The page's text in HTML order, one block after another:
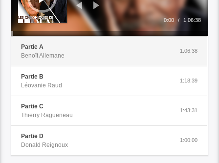
0:00 / 1:06:38
Partie A
Benoît Allemane
1:06:38
Partie B
Léovanie Raud
1:18:39
Partie C
Thierry Ragueneau
1:43:31
Partie D
Donald Reignoux
1:00:00